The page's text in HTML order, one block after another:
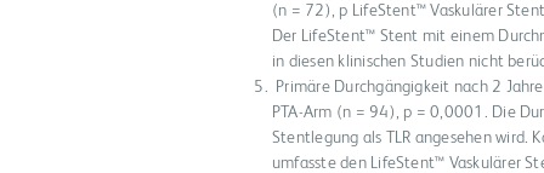
(n = 72), p LifeStent™ Vaskulärer
Der LifeStent™ Stent mit einem
in diesen klinischen Studien nicht
Primäre Durchgängigkeit nach 2
PTA-Arm (n = 94), p = 0,0001. Die
Stentlegung als TLR angesehen wird.
umfasste den LifeStent™ Vaskulärer